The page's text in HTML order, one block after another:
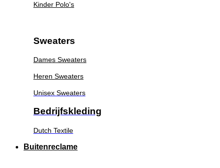
Kinder Polo's
Sweaters
Dames Sweaters
Heren Sweaters
Unisex Sweaters
Bedrijfskleding
Dutch Textile
Buitenreclame